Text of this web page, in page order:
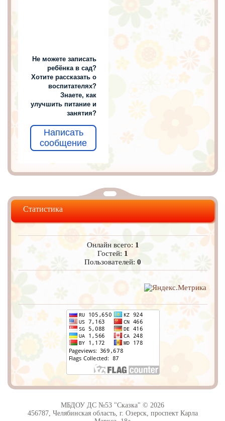
Не можете записать
ребёнка в сад?
Хотите рассказать о
воспитателях?
Знаете, как
улучшить питание и
занятия?
Написать
сообщение
Статистика
Онлайн всего: 1
Гостей: 1
Пользователей:0
МБДОУ ДС №53 "Сказка" © 2026
456787, Челябинская область, г. Озерск, проспект Карла